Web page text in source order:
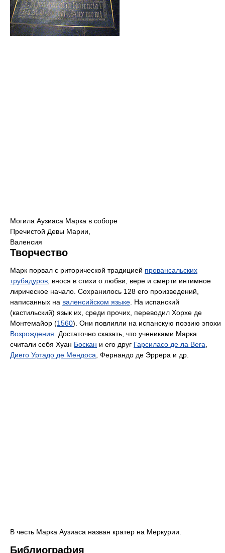
Могила Аузиаса Марка в соборе
Пречистой Девы Марии,
Валенсия
Творчество
Марк порвал с риторической традицией провансальских
трубадуров, внося в стихи о любви, вере и смерти интимное
лирическое начало. Сохранилось 128 его произведений,
написанных на валенсийском языке. На испанский
(кастильский) язык их, среди прочих, переводил Хорхе де
Монтемайор (1560). Они повлияли на испанскую поэзию эпохи
Возрождения. Достаточно сказать, что учениками Марка
считали себя Хуан Боскан и его друг Гарсиласо де ла Вега,
Диего Уртадо де Мендоса, Фернандо де Эррера и др.
В честь Марка Аузиаса назван кратер на Меркурии.
Библиография